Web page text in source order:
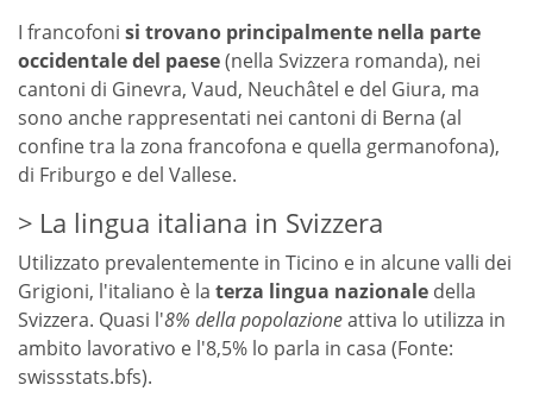
I francofoni si trovano principalmente nella parte
occidentale del paese(nella Svizzera romanda), nei
cantoni di Ginevra, Vaud, Neuchâtel e del Giura, ma
sono anche rappresentati nei cantoni di Berna (al
confine tra la zona francofona e quella germanofona),
di Friburgo e del Vallese.
La lingua italiana in Svizzera
Utilizzato prevalentemente in Ticino e in alcune valli dei
Grigioni, l'italiano è la terza lingua nazionale della
Svizzera. Quasi l'8% della popolazioneattiva lo utilizza in
ambito lavorativo e l'8,5% lo parla in casa (Fonte:
swissstats.bfs).